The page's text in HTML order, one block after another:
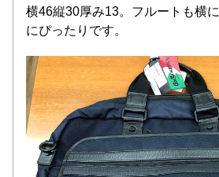
横46縦30厚み13。フルートも横
にぴったりです。